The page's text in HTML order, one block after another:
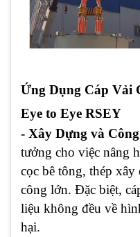
Ứng Dụng Cáp Vải
Eye to Eye RSEY
- Xây Dựng và
tưởng cho việc nâng
cọc bê tông, thép
công lớn. Đặc biệt,
liệu không đều về
hại.